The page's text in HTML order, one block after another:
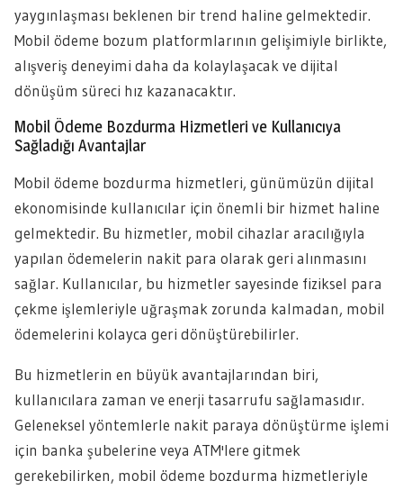
yaygınlaşması beklenen bir trend haline gelmektedir.
Mobil ödeme bozum platformlarının gelişimiyle birlikte,
alışveriş deneyimi daha da kolaylaşacak ve dijital
dönüşüm süreci hız kazanacaktır.
Mobil Ödeme Bozdurma Hizmetleri ve Kullanıcıya
Sağladığı Avantajlar
Mobil ödeme bozdurma hizmetleri, günümüzün dijital
ekonomisinde kullanıcılar için önemli bir hizmet haline
gelmektedir. Bu hizmetler, mobil cihazlar aracılığıyla
yapılan ödemelerin nakit para olarak geri alınmasını
sağlar. Kullanıcılar, bu hizmetler sayesinde fiziksel para
çekme işlemleriyle uğraşmak zorunda kalmadan, mobil
ödemelerini kolayca geri dönüştürebilirler.
Bu hizmetlerin en büyük avantajlarından biri,
kullanıcılara zaman ve enerji tasarrufu sağlamasıdır.
Geleneksel yöntemlerle nakit paraya dönüştürme işlemi
için banka şubelerine veya ATM'lere gitmek
gerekebilirken, mobil ödeme bozdurma hizmetleriyle